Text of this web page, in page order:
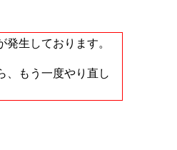
発生しております。
、もう一度やり直し